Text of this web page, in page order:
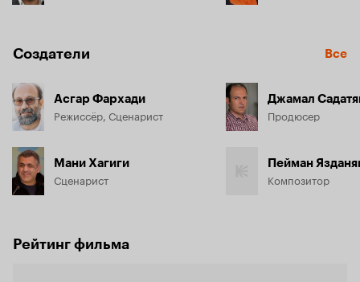
Создатели Все
Асгар Фархади
Режиссёр, Сценарист
Мани Хагиги
Сценарист
Джамал
Продюсер
Пейман
Композитор
Рейтинг фильма